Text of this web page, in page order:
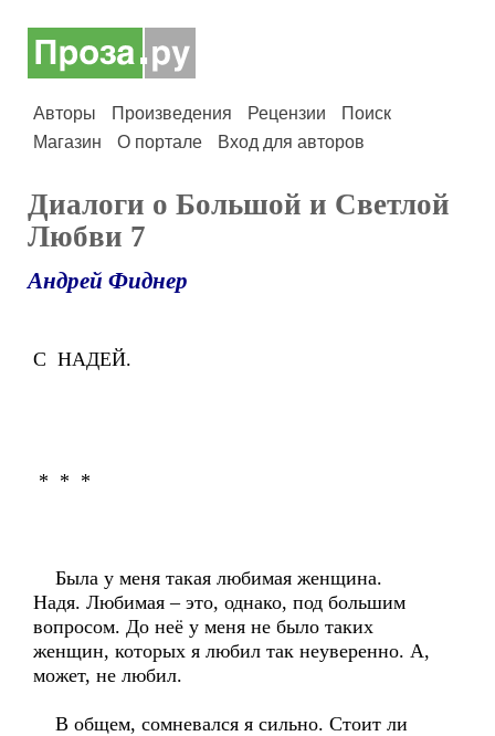
Авторы Произведения Рецензии
Поиск
Магазин
О портале Вход для авторов
Диалоги о Большой и Светлой
Любви 7
Андрей Фиднер
С НАДЕЙ.
* * *
Была у меня такая любимая женщина.
Надя. Любимая – это, однако, под большим
вопросом. До неё у меня не было таких
женщин, которых я любил так неуверенно. А,
может, не любил.
В общем, сомневался я сильно. Стоит ли